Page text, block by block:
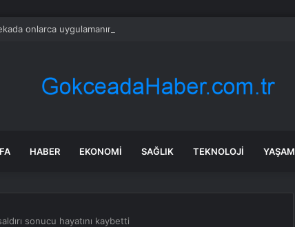
onlarca uygulamanın yerini tek asistan alabilir
HABER EKONOMI SAĞLIK TEKNOLOJI YAŞAM
sonucu hayatını kaybetti